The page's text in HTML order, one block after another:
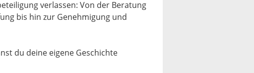
verlassen: Von der Beratung
bis hin zur Genehmigung und
du deine eigene Geschichte